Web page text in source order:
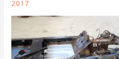
2017